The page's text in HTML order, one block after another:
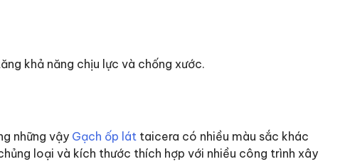
khả năng chịu lực và chống xước.
những vậy Gạch ốp lát taicera có nhiều màu sắc khác
loại và kích thước thích hợp với nhiều công trình xây